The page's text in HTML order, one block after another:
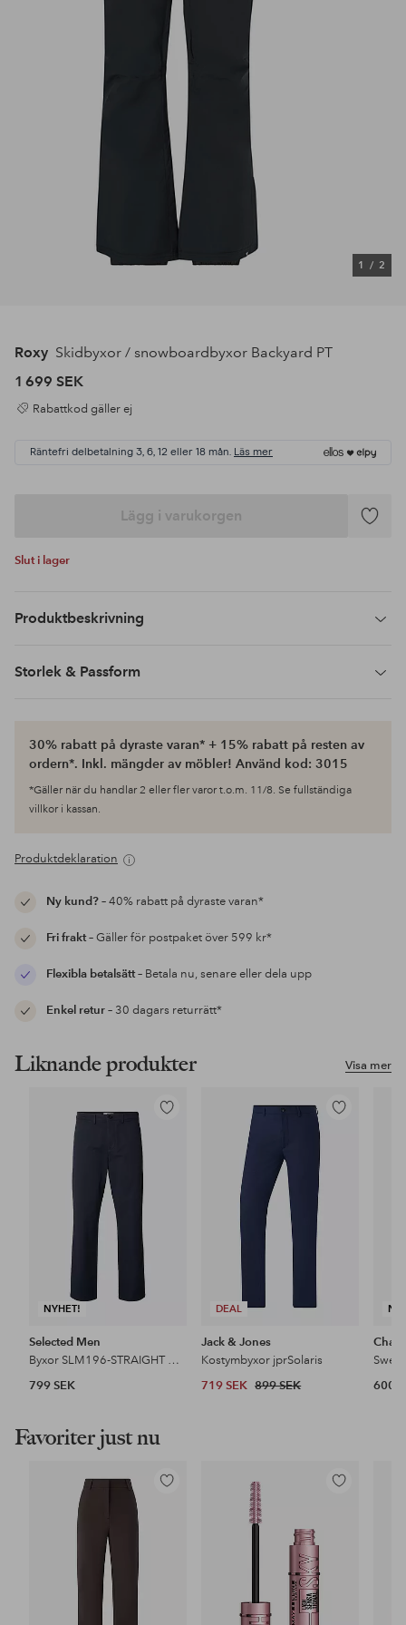
1 / 2
Roxy Skidbyxor / snowboardbyxor Backyard PT
1 699 SEK
Rabattkod gäller ej
Räntefri delbetalning 3, 6, 12 eller 18 mån. Läs mer
Lägg i varukorgen
Lägg
Slut i lager
Produktbeskrivning
Storlek & Passform
30% rabatt på dyraste varan* + 15% rabatt på resten av
ordern*. Inkl. mängder av möbler! Använd kod: 3015
*Gäller när du handlar 2 eller fler varor t.o.m. 11/8. Se fullständiga
villkor i kassan.
Produktdeklaration
Ny kund?– 40% rabatt på dyraste varan*
Fri frakt– Gäller för postpaket över 599 kr*
Flexibla betalsätt– Betala nu, senare eller dela upp
Enkel retur– 30 dagars returrätt*
Visa mer
Liknande produkter
NYHET!
Lägg
Selected Men
Byxor SLM196-STRAIGHT MILES TWILL PANT NO
799 SEK
DEAL
Lägg
Jack & Jones
Kostymbyxor jprSolaris
719 SEK 899 SEK
600
Favoriter just nu
Lägg
Lägg